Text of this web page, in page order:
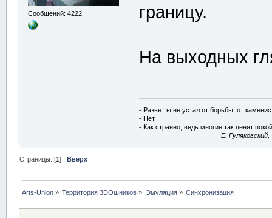
Сообщений: 4222
границу.
На выходных
- Разве ты не устал от борьбы, от
- Нет.
- Как странно, ведь многие так ценят
E.
Страницы: [1]Вверх
Arts-Union » Территория 3DOшников » Эмуляция» Синхронизация